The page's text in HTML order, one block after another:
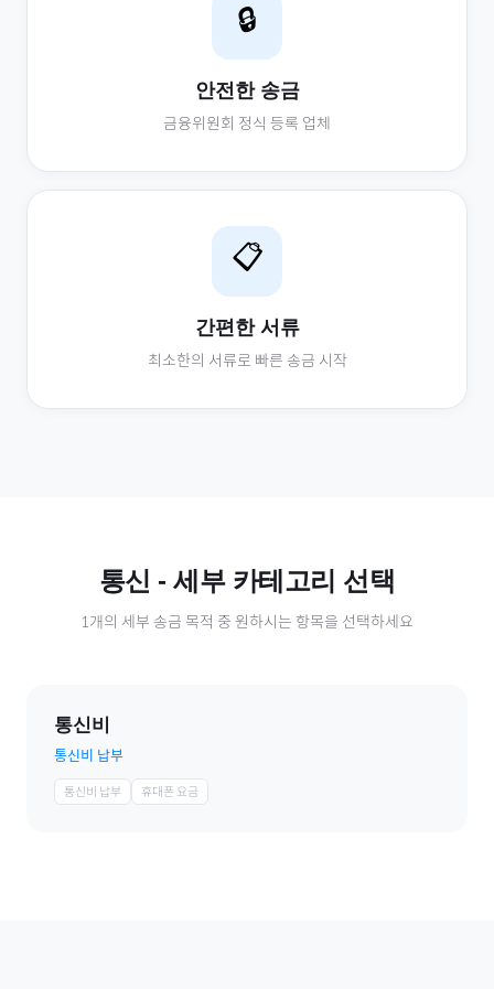
🔒
안전한 송금
금융위원회 정식 등록 업체
📋
간편한 서류
최소한의 서류로 빠른 송금 시작
통신 - 세부 카테고리 선택
1개의 세부 송금 목적 중 원하시는 항목을 선택하세요
통신비
통신비 납부
통신비 납부 휴대폰 요금